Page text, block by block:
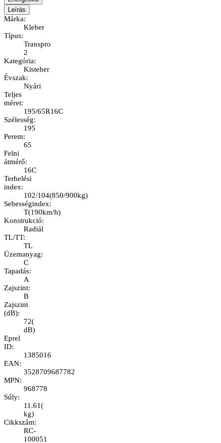
Leírás
Márka:
Kleber
Típus:
Transpro
2
Kategória:
Kisteher
Évszak:
Nyári
Teljes
méret:
195/65R16C
Szélesség:
195
Perem:
65
Felni
átmérő:
16C
Terhelési
index:
102/104(850/900kg)
Sebességindex:
T(190km/h)
Konstrukció:
Radiál
TL/TT:
TL
Üzemanyag:
C
Tapadás:
A
Zajszint:
B
Zajszint
(dB):
72(
dB)
Eprel
ID:
1385016
EAN:
3528709687782
MPN:
968778
Súly:
11.61(
kg)
Cikkszám:
RC-
100051